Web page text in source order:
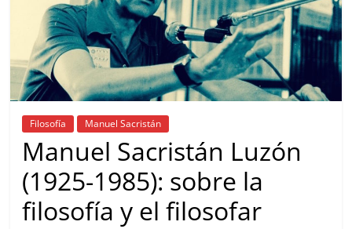
Filosofía Manuel Sacristán
Manuel Sacristán Luzón
(1925-1985): sobre la
filosofía y el filosofar